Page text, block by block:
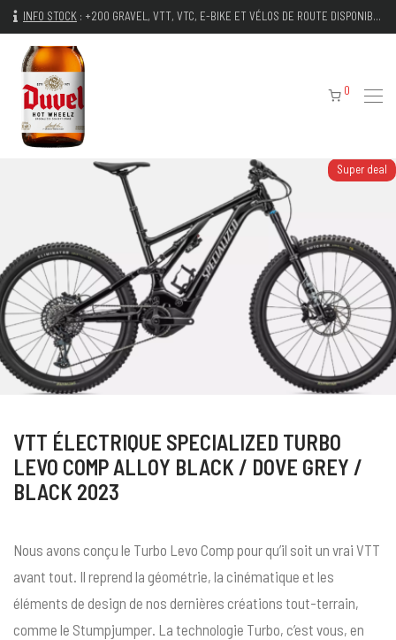
INFO STOCK : +200 GRAVEL, VTT, VTC, E-BIKE ET VÉLOS DE ROUTE DISPONIBLES IMMÉDIATEMENT
0
Super deal
VTT ÉLECTRIQUE SPECIALIZED TURBO
LEVO COMP ALLOY BLACK / DOVE GREY /
BLACK 2023
Nous avons conçu le Turbo Levo Comp pour qu’il soit un vrai VTT
avant tout. Il reprend la géométrie, la cinématique et les
éléments de design de nos dernières créations tout-terrain,
comme le Stumpjumper. La technologie Turbo, c’est vous, en